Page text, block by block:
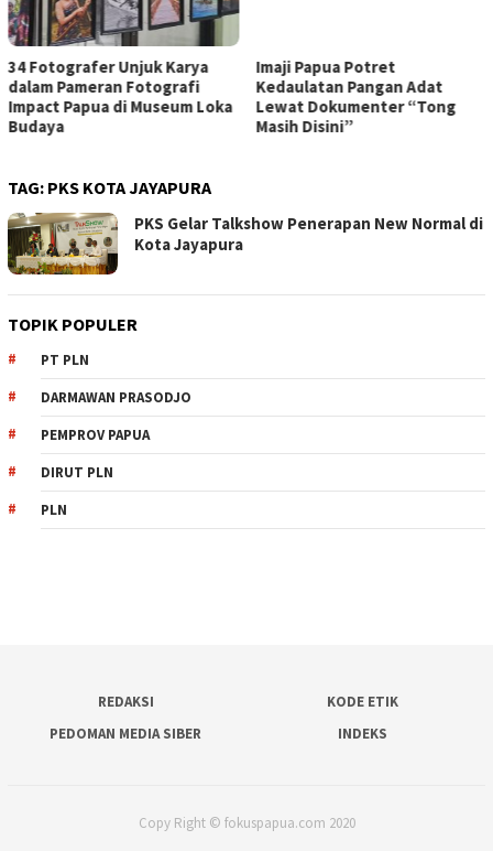
34 Fotografer Unjuk Karya
dalam Pameran Fotografi
Impact Papua di Museum Loka
Budaya
Imaji Papua Potret
Kedaulatan Pangan Adat
Lewat Dokumenter “Tong
Masih Disini”
TAG: PKS KOTA JAYAPURA
PKS Gelar Talkshow Penerapan New Normal di
Kota Jayapura
TOPIK POPULER
PT PLN
DARMAWAN PRASODJO
PEMPROV PAPUA
DIRUT PLN
PLN
REDAKSI
KODE ETIK
PEDOMAN MEDIA SIBER
INDEKS
Copy Right © fokuspapua.com 2020